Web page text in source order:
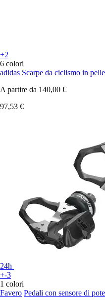
+2
6 colori
adidas Scarpe da ciclismo in
A partire da 140,00 €
97,53 €
24h
+-3
1 colori
Favero Pedali con sensore di